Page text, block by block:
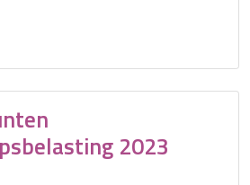
2023